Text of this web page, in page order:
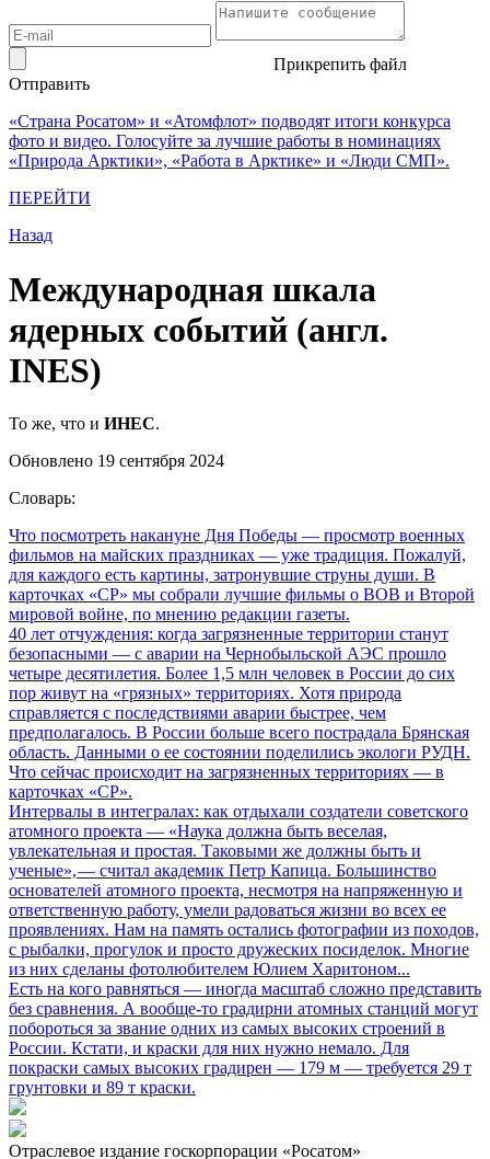
Прикрепить файл
Отправить
«Страна Росатом» и «Атомфлот» подводят итоги конкурса
фото и видео. Голосуйте за лучшие работы в номинациях
«Природа Арктики», «Работа в Арктике» и «Люди СМП».
ПЕРЕЙТИ
Назад
Международная шкала
ядерных событий (англ.
INES)
То же, что и ИНЕС.
Обновлено 19 сентября 2024
Словарь:
Что посмотреть накануне Дня Победы — просмотр военных
фильмов на майских праздниках — уже традиция. Пожалуй,
для каждого есть картины, затронувшие струны души. В
карточках «СР» мы собрали лучшие фильмы о ВОВ и Второй
мировой войне, по мнению редакции газеты.
40 лет отчуждения: когда загрязненные территории станут
безопасными — с аварии на Чернобыльской АЭС прошло
четыре десятилетия. Более 1,5 млн человек в России до сих
пор живут на «грязных» территориях. Хотя природа
справляется с последствиями аварии быстрее, чем
предполагалось. В России больше всего пострадала Брянская
область. Данными о ее состоянии поделились экологи РУДН.
Что сейчас происходит на загрязненных территориях — в
карточках «СР».
Интервалы в интегралах: как отдыхали создатели советского
атомного проекта — «Наука должна быть веселая,
увлекательная и простая. Таковыми же должны быть и
ученые», — считал академик Петр Капица. Большинство
основателей атомного проекта, несмотря на напряженную и
ответственную работу, умели радоваться жизни во всех ее
проявлениях. Нам на память остались фотографии из походов,
с рыбалки, прогулок и просто дружеских посиделок. Многие
из них сделаны фотолюбителем Юлием Харитоном...
Есть на кого равняться — иногда масштаб сложно представить
без сравнения. А вообще-то градирни атомных станций могут
побороться за звание одних из самых высоких строений в
России. Кстати, и краски для них нужно немало. Для
покраски самых высоких градирен — 179 м — требуется 29 т
грунтовки и 89 т краски.
Отраслевое издание госкорпорации «Росатом»